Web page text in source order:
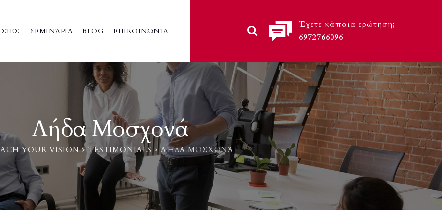
ΣΕΜΙΝΆΡΙΑ BLOG ΕΠΙΚΟΙΝΩΝΊΑ
Έχετε κάποια ερώτηση;
6972766096
Λήδα Μοσχονά
YOUR VISION>TESTIMONIALS>ΛΉΔΑ ΜΟΣΧΟΝΆ